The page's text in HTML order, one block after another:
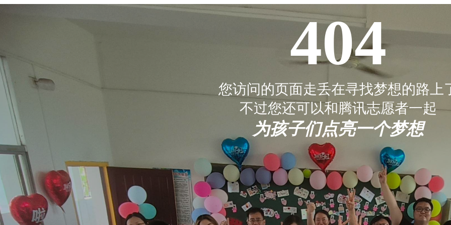
404
您访问的页面走丢在寻找梦想的路上
不过您还可以和腾讯志愿者一起
为孩子们点亮一个梦想